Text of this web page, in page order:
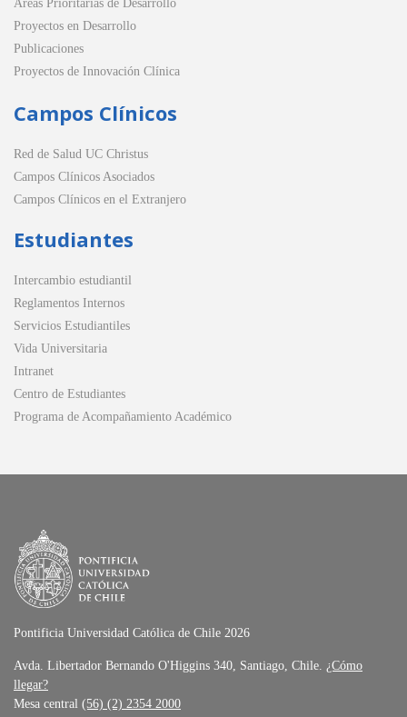
Áreas Prioritarias de Desarrollo
Proyectos en Desarrollo
Publicaciones
Proyectos de Innovación Clínica
Campos Clínicos
Red de Salud UC Christus
Campos Clínicos Asociados
Campos Clínicos en el Extranjero
Estudiantes
Intercambio estudiantil
Reglamentos Internos
Servicios Estudiantiles
Vida Universitaria
Intranet
Centro de Estudiantes
Programa de Acompañamiento Académico
Pontificia Universidad Católica de Chile 2026
Avda. Libertador Bernando O'Higgins 340, Santiago, Chile. ¿Cómo
llegar?
Mesa central (56) (2) 2354 2000